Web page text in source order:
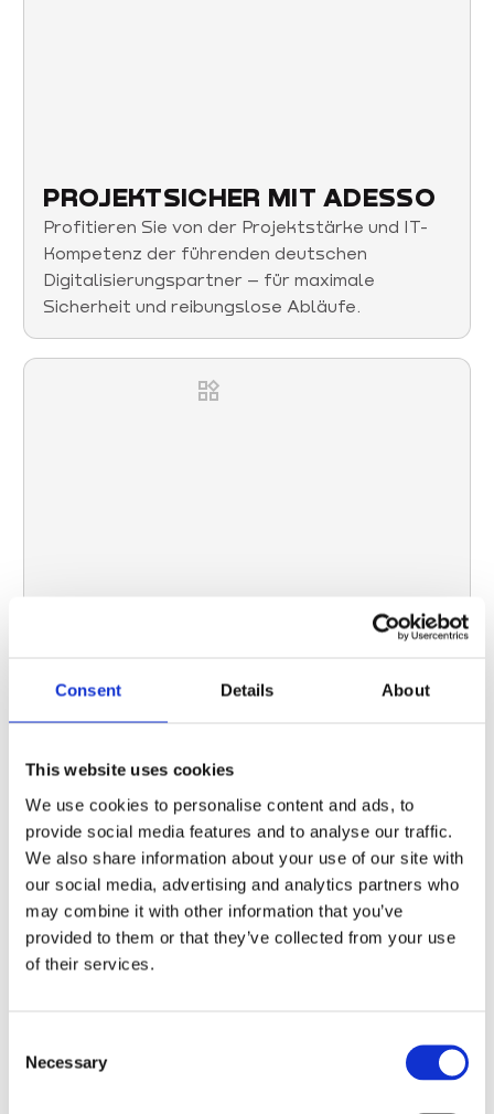
Consent Details About
This website uses cookies
We use cookies to personalise content and ads, to
provide social media features and to analyse our traffic.
We also share information about your use of our site with
our social media, advertising and analytics partners who
may combine it with other information that you’ve
provided to them or that they’ve collected from your use
of their services.
Necessary
PROJEKTSICHER MIT ADESSO
Profitieren Sie von der Projektstärke und IT-
Kompetenz der führenden deutschen
Digitalisierungspartner – für maximale
Sicherheit und reibungslose Abläufe.
ALLES AUSEINER HAND
liefern komplette End-to-End-Lösungen ohne